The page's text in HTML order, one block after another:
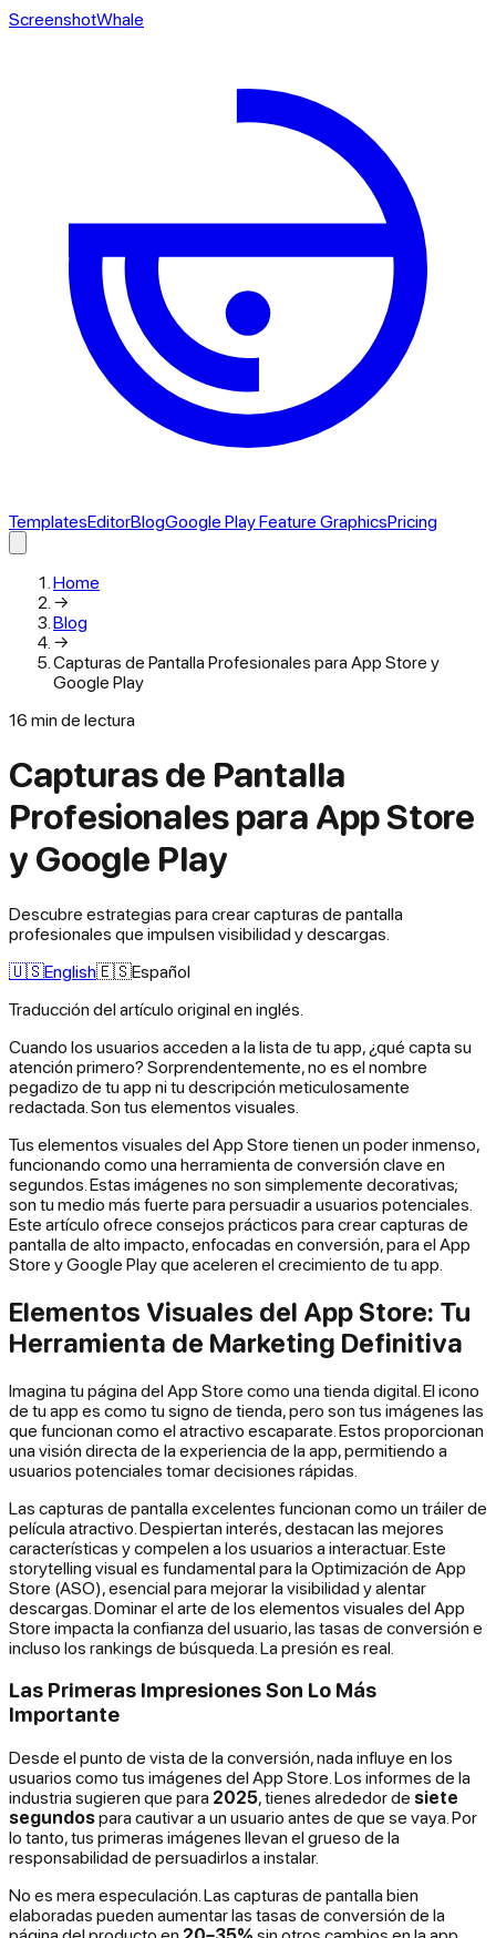
ScreenshotWhale
TemplatesEditorBlogGoogle Play Feature GraphicsPricing
Home
→
Blog
→
Capturas de Pantalla Profesionales para App Store y
Google Play
16 min de lectura
Capturas de Pantalla
Profesionales para App Store
y Google Play
Descubre estrategias para crear capturas de pantalla
profesionales que impulsen visibilidad y descargas.
🇺🇸English🇪🇸Español
Traducción del artículo original en inglés.
Cuando los usuarios acceden a la lista de tu app, ¿qué capta su
atención primero? Sorprendentemente, no es el nombre
pegadizo de tu app ni tu descripción meticulosamente
redactada. Son tus elementos visuales.
Tus elementos visuales del App Store tienen un poder inmenso,
funcionando como una herramienta de conversión clave en
segundos. Estas imágenes no son simplemente decorativas;
son tu medio más fuerte para persuadir a usuarios potenciales.
Este artículo ofrece consejos prácticos para crear capturas de
pantalla de alto impacto, enfocadas en conversión, para el App
Store y Google Play que aceleren el crecimiento de tu app.
Elementos Visuales del App Store: Tu
Herramienta de Marketing Definitiva
Imagina tu página del App Store como una tienda digital. El icono
de tu app es como tu signo de tienda, pero son tus imágenes las
que funcionan como el atractivo escaparate. Estos proporcionan
una visión directa de la experiencia de la app, permitiendo a
usuarios potenciales tomar decisiones rápidas.
Las capturas de pantalla excelentes funcionan como un tráiler de
película atractivo. Despiertan interés, destacan las mejores
características y compelen a los usuarios a interactuar. Este
storytelling visual es fundamental para la Optimización de App
Store (ASO), esencial para mejorar la visibilidad y alentar
descargas. Dominar el arte de los elementos visuales del App
Store impacta la confianza del usuario, las tasas de conversión e
incluso los rankings de búsqueda. La presión es real.
Las Primeras Impresiones Son Lo Más
Importante
Desde el punto de vista de la conversión, nada influye en los
usuarios como tus imágenes del App Store. Los informes de la
industria sugieren que para 2025, tienes alrededor de siete
segundospara cautivar a un usuario antes de que se vaya. Por
lo tanto, tus primeras imágenes llevan el grueso de la
responsabilidad de persuadirlos a instalar.
No es mera especulación. Las capturas de pantalla bien
elaboradas pueden aumentar las tasas de conversión de la